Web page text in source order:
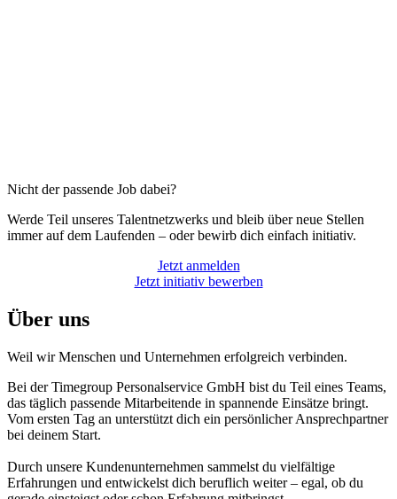
Nicht der passende Job dabei?
Werde Teil unseres Talentnetzwerks und bleib über neue Stellen
immer auf dem Laufenden – oder bewirb dich einfach initiativ.
Jetzt anmelden
Jetzt initiativ bewerben
Über uns
Weil wir Menschen und Unternehmen erfolgreich verbinden.
Bei der Timegroup Personalservice GmbH bist du Teil eines Teams,
das täglich passende Mitarbeitende in spannende Einsätze bringt.
Vom ersten Tag an unterstützt dich ein persönlicher Ansprechpartner
bei deinem Start.
Durch unsere Kundenunternehmen sammelst du vielfältige
Erfahrungen und entwickelst dich beruflich weiter – egal, ob du